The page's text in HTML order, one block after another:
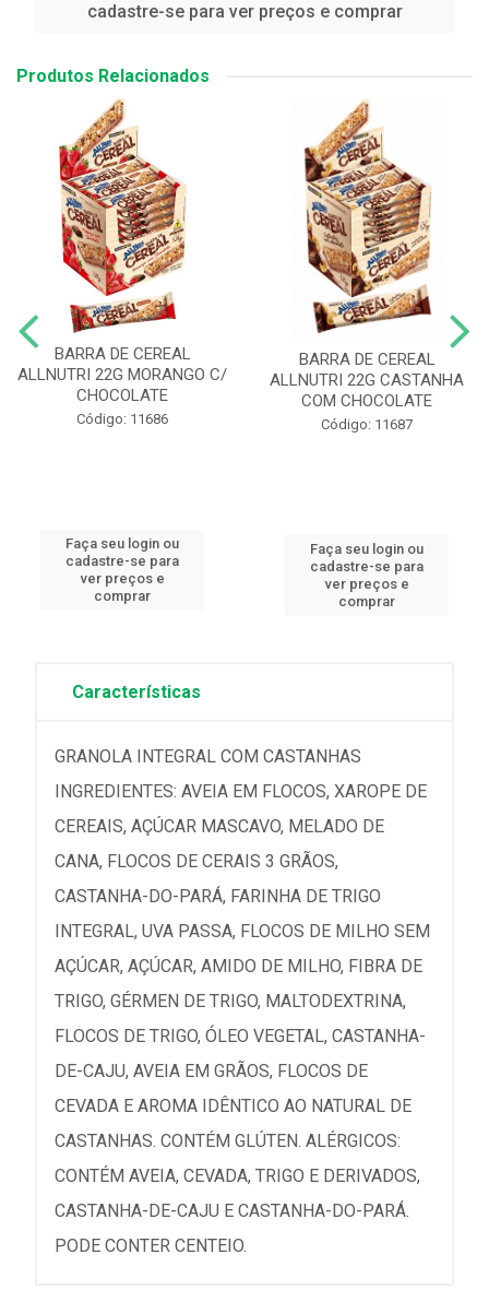
cadastre-se para ver preços e comprar
Produtos Relacionados
BARRA DE CEREAL
ALLNUTRI 22G MORANGO C/
CHOCOLATE
Código: 11686
Faça seu login ou
cadastre-se para
ver preços e
comprar
BARRA DE CEREAL
ALLNUTRI 22G CASTANHA
COM CHOCOLATE
Código: 11687
Faça seu login ou
cadastre-se para
ver preços e
comprar
Características
GRANOLA INTEGRAL COM CASTANHAS
INGREDIENTES: AVEIA EM FLOCOS, XAROPE DE
CEREAIS, AÇÚCAR MASCAVO, MELADO DE
CANA, FLOCOS DE CERAIS 3 GRÃOS,
CASTANHA-DO-PARÁ, FARINHA DE TRIGO
INTEGRAL, UVA PASSA, FLOCOS DE MILHO SEM
AÇÚCAR, AÇÚCAR, AMIDO DE MILHO, FIBRA DE
TRIGO, GÉRMEN DE TRIGO, MALTODEXTRINA,
FLOCOS DE TRIGO, ÓLEO VEGETAL, CASTANHA-
DE-CAJU, AVEIA EM GRÃOS, FLOCOS DE
CEVADA E AROMA IDÊNTICO AO NATURAL DE
CASTANHAS. CONTÉM GLÚTEN. ALÉRGICOS:
CONTÉM AVEIA, CEVADA, TRIGO E DERIVADOS,
CASTANHA-DE-CAJU E CASTANHA-DO-PARÁ.
PODE CONTER CENTEIO.